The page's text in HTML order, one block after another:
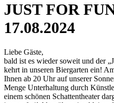
JUST FOR
17.08.2024
Liebe Gäste,
bald ist es wieder soweit und der
kehrt in unseren Biergarten ein!
Ihnen ab 20 Uhr auf unserer
Menge Unterhaltung durch
einem schönen Schattentheater